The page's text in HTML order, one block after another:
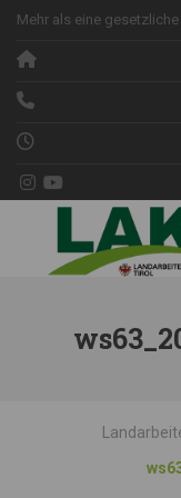
Mehr als eine